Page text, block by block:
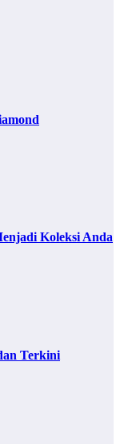
Koleksi Anda
Terkini